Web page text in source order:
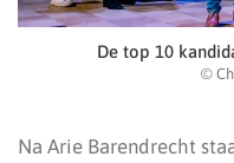
De top 10
©
Na Arie Barendrecht